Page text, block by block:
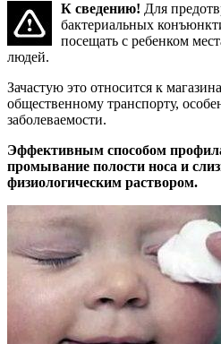
К сведению! Для
бактериальных
посещать с ребенком
людей.
Зачастую это относится к
общественному транспорту,
заболеваемости.
Эффективным способом
промывание полости носа и
физиологическим раствором.